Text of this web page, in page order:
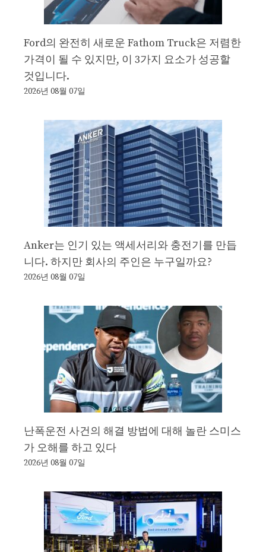
Ford의 완전히 새로운 Fathom Truck은 저렴한
가격이 될 수 있지만, 이 3가지 요소가 성공할
것입니다.
2026년 08월 07일
Anker는 인기 있는 액세서리와 충전기를 만듭
니다. 하지만 회사의 주인은 누구일까요?
2026년 08월 07일
난폭운전 사건의 해결 방법에 대해 놀란 스미스
가 오해를 하고 있다
2026년 08월 07일